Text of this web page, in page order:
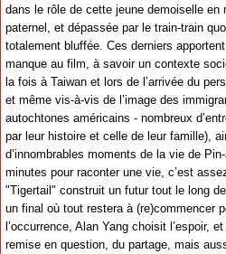
dans le rôle de cette jeune demoiselle en
paternel, et dépassée par le train-train
totalement bluffée. Ces derniers
manque au film, à savoir un contexte
la fois à Taiwan et lors de l’arrivée du
et même vis-à-vis de l’image des
autochtones américains - nombreux
par leur histoire et celle de leur famille),
d’innombrables moments de la vie de
minutes pour raconter une vie, c’est
"Tigertail" construit un futur tout le long
un final où tout restera à (re)commencer
l’occurrence, Alan Yang choisit l’espoir,
remise en question, du partage, mais